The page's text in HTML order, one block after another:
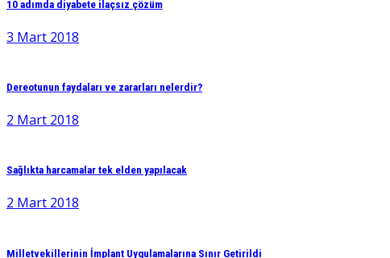
10 adımda diyabete ilaçsız çözüm
3 Mart 2018
Dereotunun faydaları ve zararları nelerdir?
2 Mart 2018
Sağlıkta harcamalar tek elden yapılacak
2 Mart 2018
Milletvekillerinin İmplant Uygulamalarına Sınır Getirildi